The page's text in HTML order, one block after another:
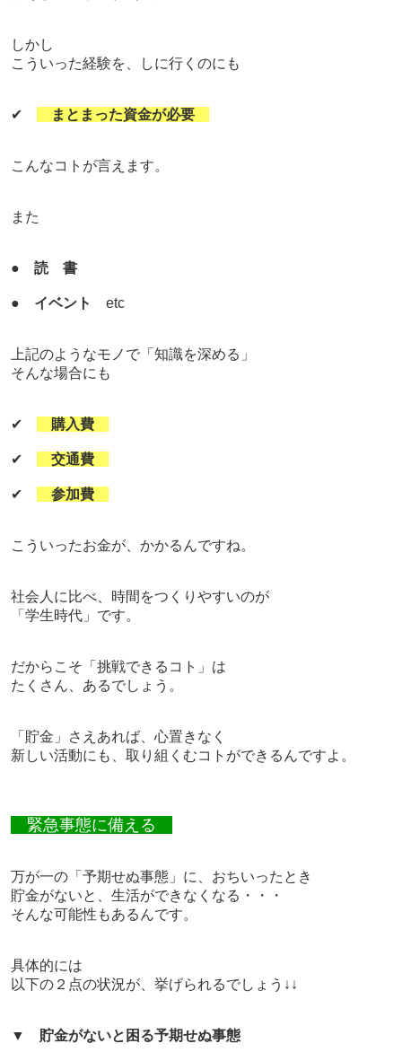
しかし
こういった経験を、しに行くのにも
✔ まとまった資金が必要
こんなコトが言えます。
また
● 読 書
● イベント etc
上記のようなモノで「知識を深める」
そんな場合にも
✔ 購入費
✔ 交通費
✔ 参加費
こういったお金が、かかるんですね。
社会人に比べ、時間をつくりやすいのが
「学生時代」です。
だからこそ「挑戦できるコト」は
たくさん、あるでしょう。
「貯金」さえあれば、 心置きなく
新しい活動にも、取り組くむコトができるんですよ。
緊急事態に備える
万が一の「予期せぬ事態」に、おちいったとき
貯金がないと、生活ができなくなる・・・
そんな可能性もあるんです。
具体的には
以下の２点の状況が、挙げられるでしょう↓↓
▼ 貯金がないと困る予期せぬ事態